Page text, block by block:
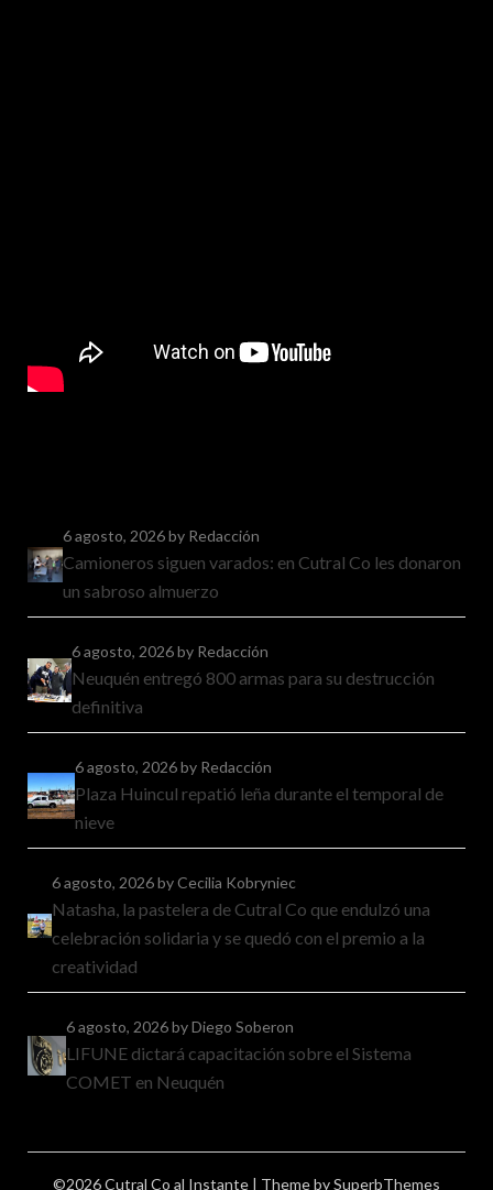
6 agosto, 2026by Redacción
Camioneros siguen varados: en Cutral Co les donaron
un sabroso almuerzo
6 agosto, 2026by Redacción
Neuquén entregó 800 armas para su destrucción
definitiva
6 agosto, 2026by Redacción
Plaza Huincul repatió leña durante el temporal de
nieve
6 agosto, 2026by Cecilia Kobryniec
Natasha, la pastelera de Cutral Co que endulzó una
celebración solidaria y se quedó con el premio a la
creatividad
6 agosto, 2026by Diego Soberon
LIFUNE dictará capacitación sobre el Sistema
COMET en Neuquén
©2026 Cutral Co al Instante | Theme bySuperbThemes